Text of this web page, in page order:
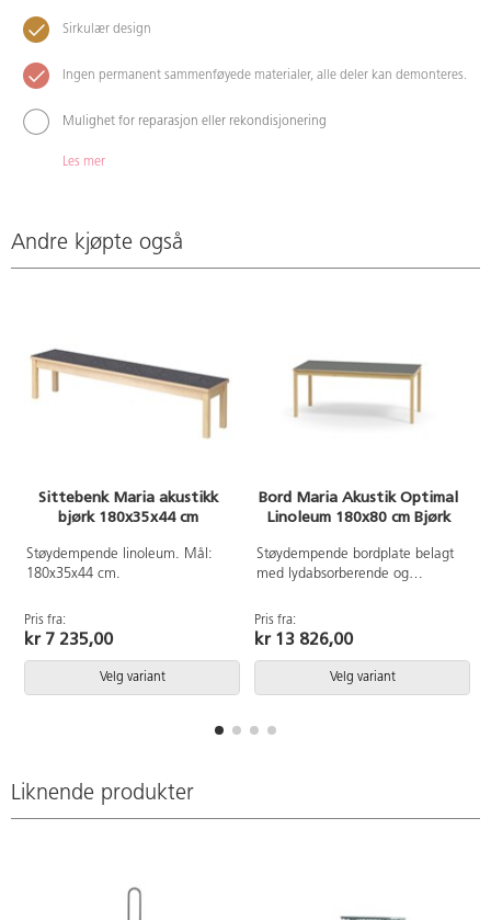
Sirkulær design
Ingen permanent sammenføyede materialer, alle deler kan demonteres.
Mulighet for reparasjon eller rekondisjonering
Les mer
Andre kjøpte også
Sittebenk Maria akustikk
bjørk 180x35x44 cm
Støydempende linoleum. Mål:
180x35x44 cm.
Pris fra:
kr 7 235,00
Velg variant
Bord Maria Akustik Optimal
Linoleum 180x80 cm Bjørk
Støydempende bordplate belagt
med lydabsorberende og
Svanemerket naturmateriale helt
uten PVC og ftalater. Understell i
Pris fra:
kr 13 826,00
Velg variant
Liknende produkter